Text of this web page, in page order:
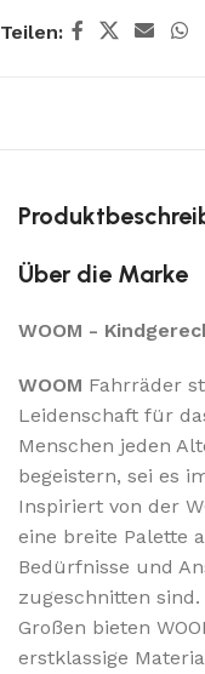
Teilen:
Über die Marke
WOOM -
WOOM Fahrräder
Leidenschaft für
Menschen jeden
begeistern, sei es
Inspiriert von der
eine breite Palette
Bedürfnisse und
zugeschnitten
Großen bieten
erstklassige